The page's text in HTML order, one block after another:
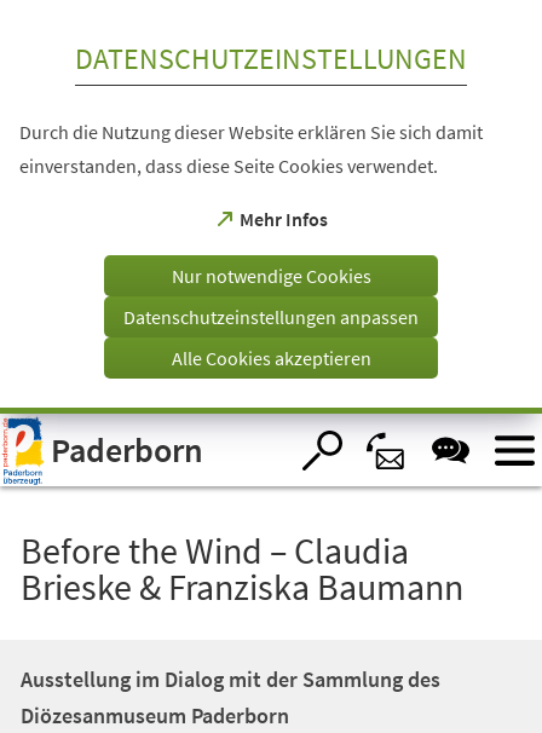
Visuelle
Assistenzsoftware
öffnen.
DATENSCHUTZEINSTELLUNGEN
Durch die Nutzung dieser Website erklären Sie sich damit
einverstanden, dass diese Seite Cookies verwendet.
Mehr Infos
(Öffnet
einem
Tab)
Nur notwendige Cookies
Datenschutzeinstellungen anpassen
Alle Cookies akzeptieren
Paderborn
Before the Wind – Claudia
Brieske & Franziska Baumann
Ausstellung im Dialog mit der Sammlung des
Diözesanmuseum Paderborn